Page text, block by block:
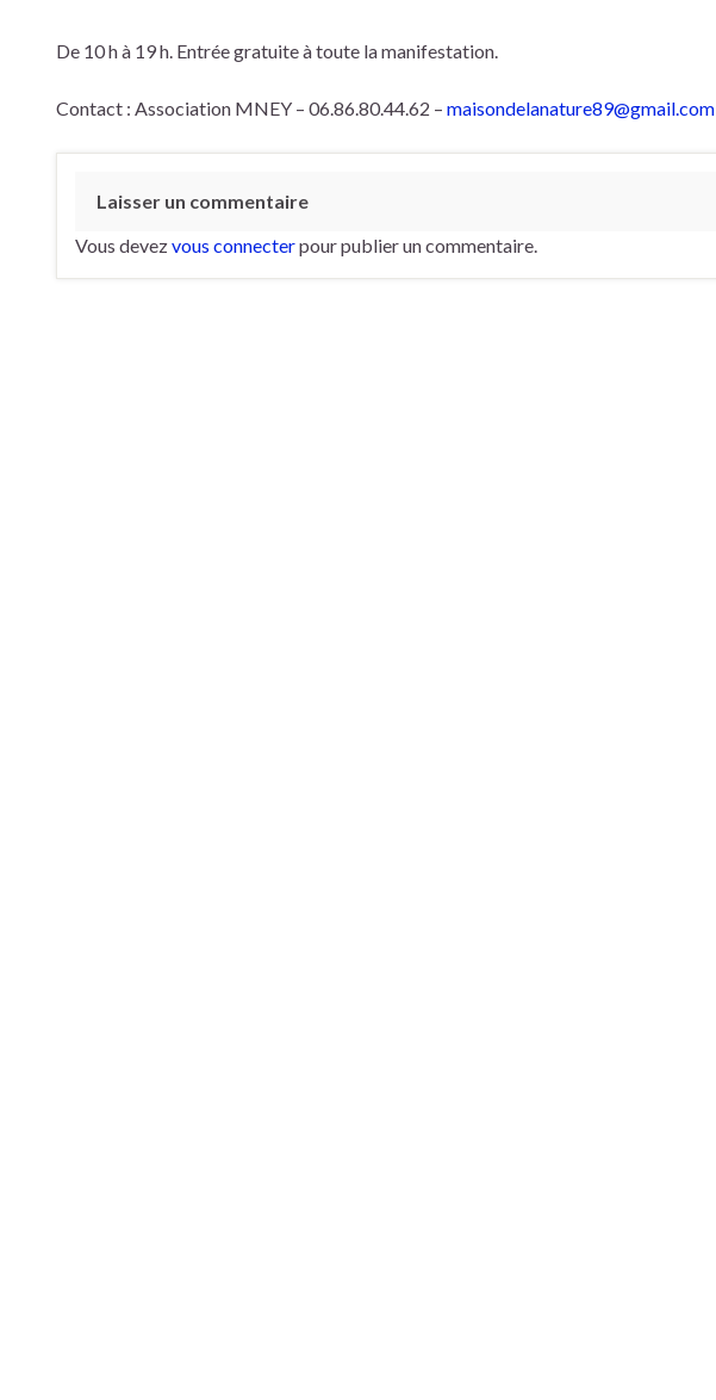
De 10 h à 19 h. Entrée gratuite à toute la manifestation.
Contact : Association MNEY – 06.86.80.44.62 – maisondelanature89@gmail.com
Laisser un commentaire
Vous devezvous connecterpour publier un commentaire.